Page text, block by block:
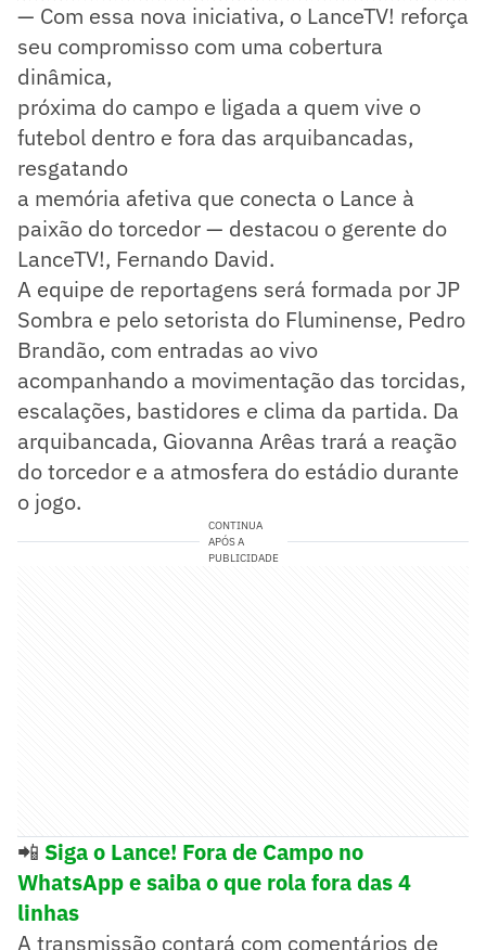
— Com essa nova iniciativa, o LanceTV! reforça
seu compromisso com uma cobertura
dinâmica,
próxima do campo e ligada a quem vive o
futebol dentro e fora das arquibancadas,
resgatando
a memória afetiva que conecta o Lance à
paixão do torcedor — destacou o gerente do
LanceTV!, Fernando David.
A equipe de reportagens será formada por JP
Sombra e pelo setorista do Fluminense, Pedro
Brandão, com entradas ao vivo
acompanhando a movimentação das torcidas,
escalações, bastidores e clima da partida. Da
arquibancada, Giovanna Arêas trará a reação
do torcedor e a atmosfera do estádio durante
o jogo.
CONTINUA
APÓS A
PUBLICIDADE
📲 Siga o Lance! Fora de Campo no
WhatsApp e saiba o que rola fora das 4
linhas
A transmissão contará com comentários de